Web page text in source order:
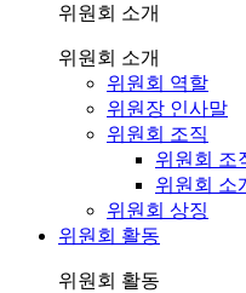
위원회 소개
위원회 소개
위원회 역할
위원장 인사말
위원회 조직
위원회 조
위원회 소
위원회 상징
위원회 활동
위원회 활동